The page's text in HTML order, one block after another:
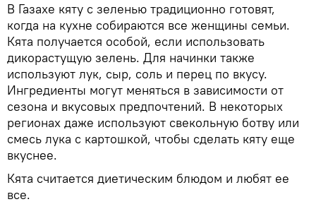
В Газахе кяту с зеленью традиционно готовят,
когда на кухне собираются все женщины семьи.
Кята получается особой, если использовать
дикорастущую зелень. Для начинки также
используют лук, сыр, соль и перец по вкусу.
Ингредиенты могут меняться в зависимости от
сезона и вкусовых предпочтений. В некоторых
регионах даже используют свекольную ботву или
смесь лука с картошкой, чтобы сделать кяту еще
вкуснее.
Кята считается диетическим блюдом и любят ее
все.